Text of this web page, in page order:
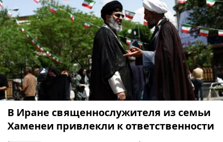
В Иране священнослужителя из семьи
Хаменеи привлекли к ответственности